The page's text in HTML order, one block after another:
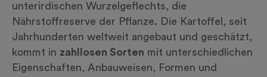
unterirdischen Wurzelgeflechts, die
Nährstoffreserve der Pflanze. Die Kartoffel, seit
Jahrhunderten weltweit angebaut und geschätzt,
kommt in zahllosen Sorten mit unterschiedlichen
Eigenschaften, Anbauweisen, Formen und